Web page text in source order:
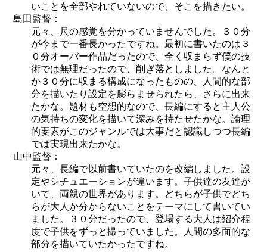
いことを全部やれていないので、そこを描きたい。
島田監督：
元々、尺の感覚を分かっていませんでした。３０分
が今まで一番長かったですね。最初に書いたのは３
０分オーバー作品だったので、全く収まらず僕の技
術では無理だったので、削ぎ落としました。なんと
か３０分に収まる構成になったものの、人間的な部
分を描いたり設定を膨らませられたら、さらに出来
たかな。題材も空想的なので、長編にすると主人公
の気持ちの変化を描いて深みを持たせたかな。論理
的要素がこのジャンルでは大事だと認識しつつ長編
では実現出来たかな。
山中監督：
元々、長編で以前書いていたのを改編しました。設
定やシチュエーションが違います。子供達の友達が
いて、両親の世界があります。どちらが子供でどち
らが大人か分からないことをテーマにして書いてい
ました。３０分だったので、登場する大人は紹介程
度で子供をずっと撮っていました。人間の多面的な
部分を描いていたかったですね。